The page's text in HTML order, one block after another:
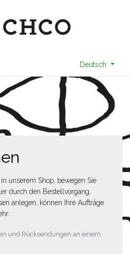
Deutsch
unserem Shop, bewegen Sie
durch den Bestellvorgang,
anlegen, können Ihre Aufträge
und Rücksendungen an einem